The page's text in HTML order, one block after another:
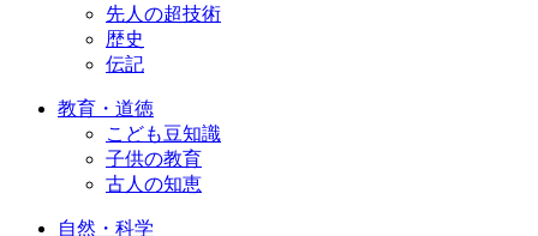
先人の超技術
歴史
伝記
教育・道徳
こども豆知識
子供の教育
古人の知恵
自然・科学